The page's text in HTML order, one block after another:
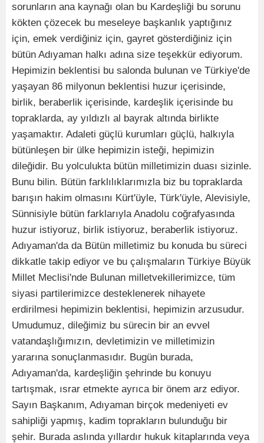
sorunların ana kaynağı olan bu Kardeşliği bu sorunu
kökten çözecek bu meseleye başkanlık yaptığınız
için, emek verdiğiniz için, gayret gösterdiğiniz için
bütün Adıyaman halkı adına size teşekkür ediyorum.
Hepimizin beklentisi bu salonda bulunan ve Türkiye'de
yaşayan 86 milyonun beklentisi huzur içerisinde,
birlik, beraberlik içerisinde, kardeşlik içerisinde bu
topraklarda, ay yıldızlı al bayrak altında birlikte
yaşamaktır. Adaleti güçlü kurumları güçlü, halkıyla
bütünleşen bir ülke hepimizin isteği, hepimizin
dileğidir. Bu yolculukta bütün milletimizin duası sizinle.
Bunu bilin. Bütün farklılıklarımızla biz bu topraklarda
barışın hakim olmasını Kürt'üyle, Türk'üyle, Alevisiyle,
Sünnisiyle bütün farklarıyla Anadolu coğrafyasında
huzur istiyoruz, birlik istiyoruz, beraberlik istiyoruz.
Adıyaman'da da Bütün milletimiz bu konuda bu süreci
dikkatle takip ediyor ve bu çalışmaların Türkiye Büyük
Millet Meclisi'nde Bulunan milletvekillerimizce, tüm
siyasi partilerimizce desteklenerek nihayete
erdirilmesi hepimizin beklentisi, hepimizin arzusudur.
Umudumuz, dileğimiz bu sürecin bir an evvel
vatandaşlığımızın, devletimizin ve milletimizin
yararına sonuçlanmasıdır. Bugün burada,
Adıyaman'da, kardeşliğin şehrinde bu konuyu
tartışmak, ısrar etmekte ayrıca bir önem arz ediyor.
Sayın Başkanım, Adıyaman birçok medeniyeti ev
sahipliği yapmış, kadim toprakların bulunduğu bir
şehir. Burada aslında yıllardır hukuk kitaplarında veya